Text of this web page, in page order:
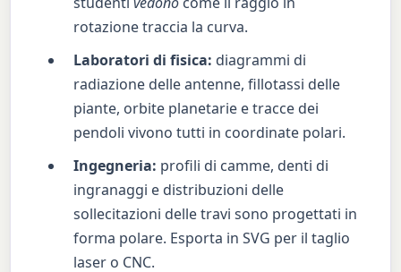
rotazione traccia la curva.
Laboratori di fisica: diagrammi di
radiazione delle antenne, fillotassi delle
piante, orbite planetarie e tracce dei
pendoli vivono tutti in coordinate polari.
Ingegneria: profili di camme, denti di
ingranaggi e distribuzioni delle
sollecitazioni delle travi sono progettati in
forma polare. Esporta in SVG per il taglio
laser o CNC.